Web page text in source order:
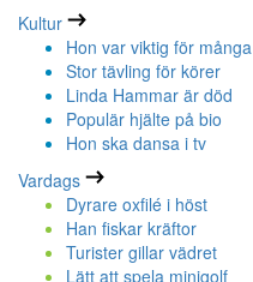
Kultur
Hon var viktig för många
Stor tävling för körer
Linda Hammar är död
Populär hjälte på bio
Hon ska dansa i tv
Vardags
Dyrare oxfilé i höst
Han fiskar kräftor
Turister gillar vädret
Lätt att spela minigolf